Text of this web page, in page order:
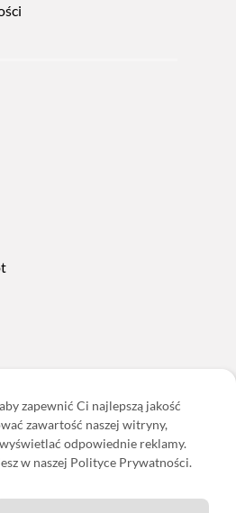
8:00-16:00
zapewnić Ci najlepszą jakość
zawartość naszej witryny,
odpowiednie reklamy.
w naszej Polityce Prywatności.